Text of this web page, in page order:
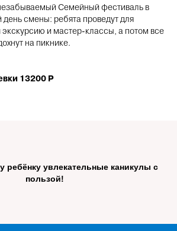
Семейный фестиваль в
день смены: ребята проведут для
экскурсию и мастер-классы, а потом все
на пикнике.
13200 Р
ребёнку увлекательные каникулы с
пользой!